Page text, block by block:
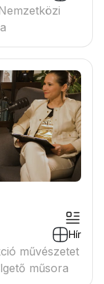
Hír
művészetet
műsora